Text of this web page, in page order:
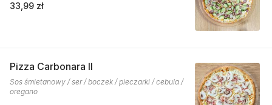
33,99 zł
Pizza Carbonara II
Sos śmietanowy / ser / boczek / pieczarki / cebula /
oregano